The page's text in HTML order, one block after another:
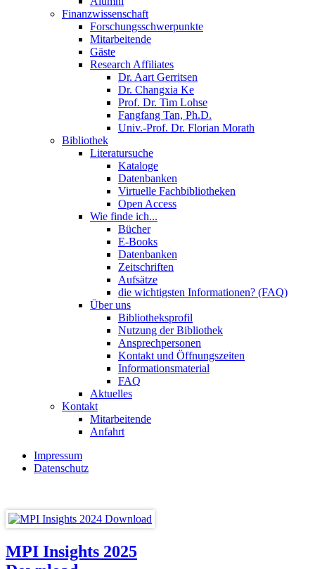
Finanzwissenschaft
Forschungsschwerpunkte
Mitarbeitende
Gäste
Research Affiliates
Dr. Aart Gerritsen
Dr. Changxia Ke
Prof. Dr. Tim Lohse
Fangfang Tan, Ph.D.
Univ.-Prof. Dr. Florian Morath
Bibliothek
Literatursuche
Kataloge
Datenbanken
Virtuelle Fachbibliotheken
Open Access
Wie finde ich...
Bücher
E-Books
Datenbanken
Zeitschriften
Aufsätze
die wichtigsten Informationen? (FAQ)
Über uns
Bibliotheksprofil
Nutzung der Bibliothek
Ansprechpersonen
Kontakt und Öffnungszeiten
Informationsmaterial
FAQ
Aktuelles
Kontakt
Mitarbeitende
Anfahrt
Impressum
Datenschutz
MPI Insights 2025